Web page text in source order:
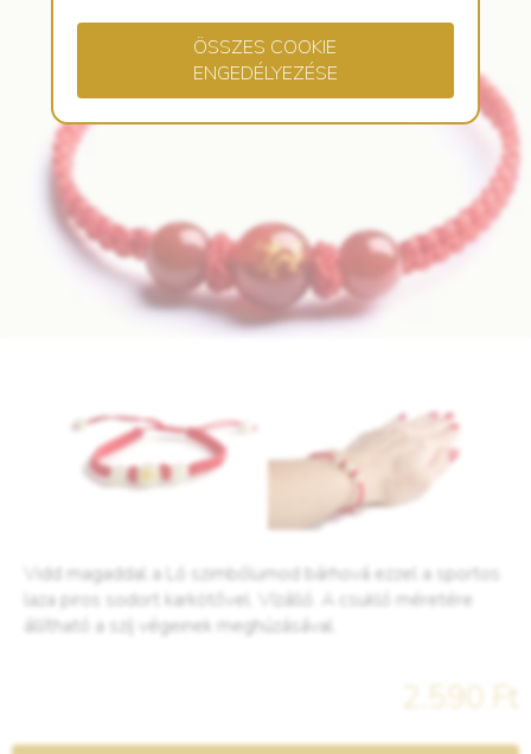
ÖSSZES COOKIE
ENGEDÉLYEZÉSE
Vidd magaddal a Ló szimbólumod bárhová ezzel a sportos
laza piros sodort karkötővel. Vízálló. A csukló méretére
állítható a szíj végeinek meghúzásával.
2.590 Ft